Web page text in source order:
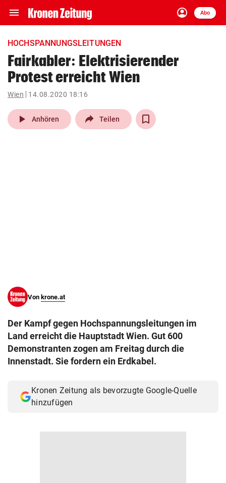
menu Navigation
ein-/ausklappen
account_circle
Anmelden
Abo
close Schließen
account_circle Anmelden
pin_drop
Wien arrow_right
HOCHSPANNUNGSLEITUNGEN
Fairkabler: Elektrisierender
Protest erreicht Wien
Wien 14.08.2020 18:16
play_arrow Anhören Teilen
Von krone.at
Der Kampf gegen Hochspannungsleitungen im
Land erreicht die Hauptstadt Wien. Gut 600
Demonstranten zogen am Freitag durch die
Innenstadt. Sie fordern ein Erdkabel.
Kronen Zeitung als bevorzugte Google-Quelle
hinzufügen